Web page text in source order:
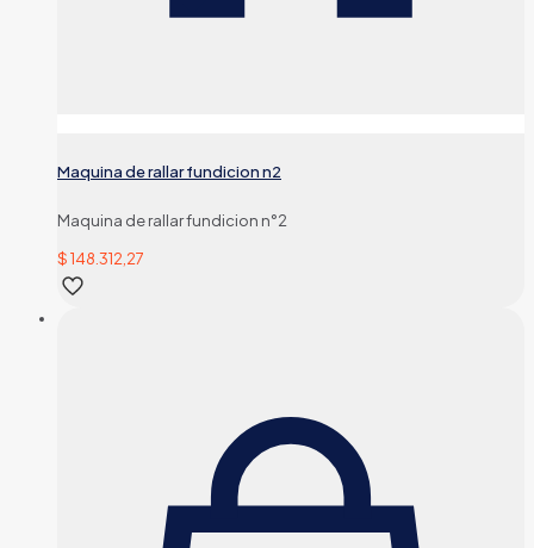
Maquina de rallar fundicion n2
Maquina de rallar fundicion n°2
$148.312,27